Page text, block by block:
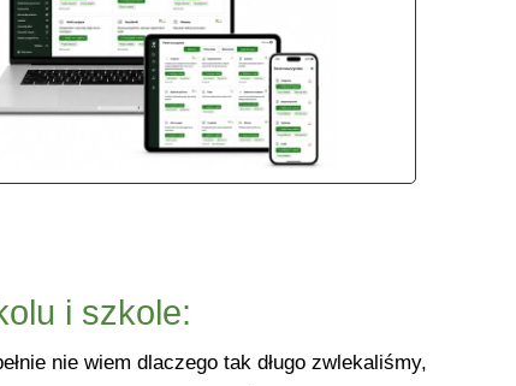
i szkole:
nie wiem dlaczego tak długo zwlekaliśmy,